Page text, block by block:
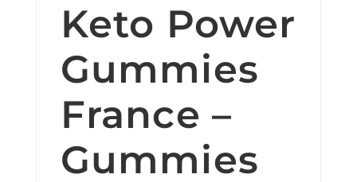
Keto Power
Gummies
France –
Gummies